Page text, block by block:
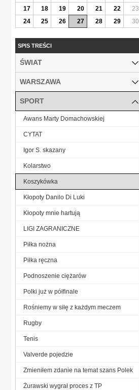
17
18 19 20 21 22
23
24
25 26 27 28 29 30
SPIS TREŚCI
ŚWIAT
WARSZAWA
SPORT
Awans Marty Domachowskiej
CYTAT
Igor S. skazany
Kolarstwo
Koszykówka
Kłopoty Danilo Di Luki
Kłopoty mnie hartują
LIGI ZAGRANICZNE
Piłka nożna
Piłka ręczna
Podnoszenie ciężarów
Polki już w półfinale
Rośniemy w siłę z każdym meczem
Rugby
Tenis
Valverde pojedzie
Zmieniłem zdanie na temat szans Polek
Żurawski wygrał proces z TP